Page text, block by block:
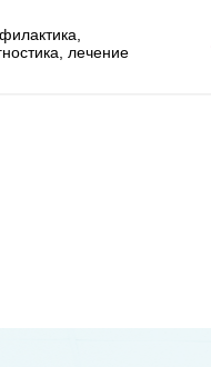
лечение